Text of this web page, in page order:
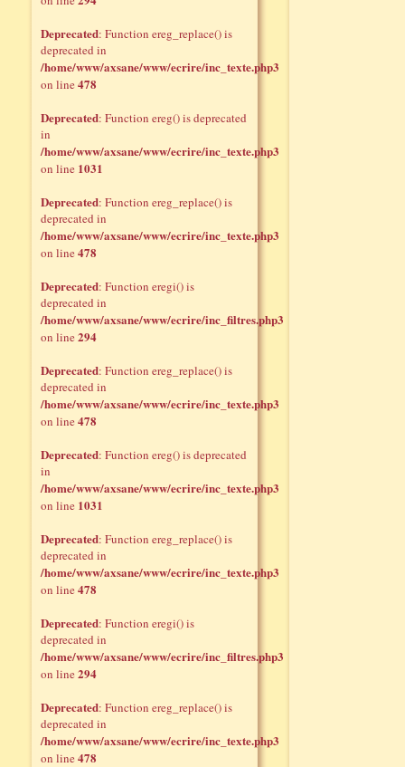
Deprecated: Function ereg_replace() is
deprecated in
/home/www/axsane/www/ecrire/inc_texte.php3
on line478
Deprecated: Function ereg() is deprecated
in
/home/www/axsane/www/ecrire/inc_texte.php3
on line 1031
Deprecated: Function ereg_replace() is
deprecated in
/home/www/axsane/www/ecrire/inc_texte.php3
on line478
Deprecated: Function eregi() is
deprecated in
/home/www/axsane/www/ecrire/inc_filtres.php3
on line294
Deprecated: Function ereg_replace() is
deprecated in
/home/www/axsane/www/ecrire/inc_texte.php3
on line478
Deprecated: Function ereg() is deprecated
in
/home/www/axsane/www/ecrire/inc_texte.php3
on line 1031
Deprecated: Function ereg_replace() is
deprecated in
/home/www/axsane/www/ecrire/inc_texte.php3
on line478
Deprecated: Function eregi() is
deprecated in
/home/www/axsane/www/ecrire/inc_filtres.php3
on line294
Deprecated: Function ereg_replace() is
deprecated in
/home/www/axsane/www/ecrire/inc_texte.php3
on line478